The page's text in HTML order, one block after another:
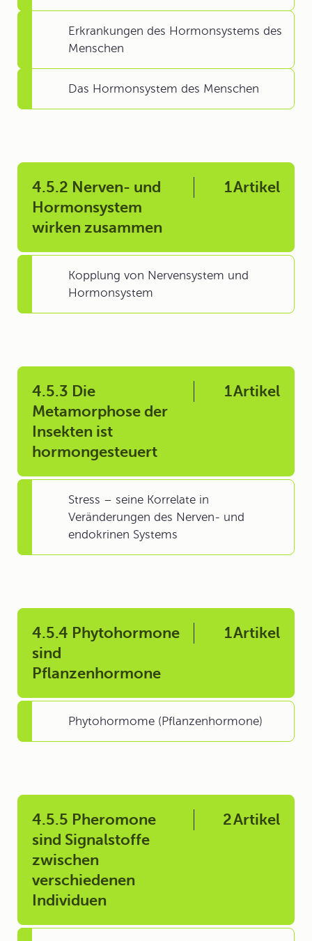
Erkrankungen des Hormonsystems des
Menschen
Das Hormonsystem des Menschen
4.5.2 Nerven- und
Hormonsystem
wirken zusammen
1Artikel
Kopplung von Nervensystem und
Hormonsystem
4.5.3 Die
Metamorphose der
Insekten ist
hormongesteuert
1Artikel
Stress – seine Korrelate in
Veränderungen des Nerven- und
endokrinen Systems
4.5.4 Phytohormone
sind
Pflanzenhormone
1Artikel
Phytohormome (Pflanzenhormone)
4.5.5 Pheromone
sind Signalstoffe
zwischen
verschiedenen
Individuen
2Artikel